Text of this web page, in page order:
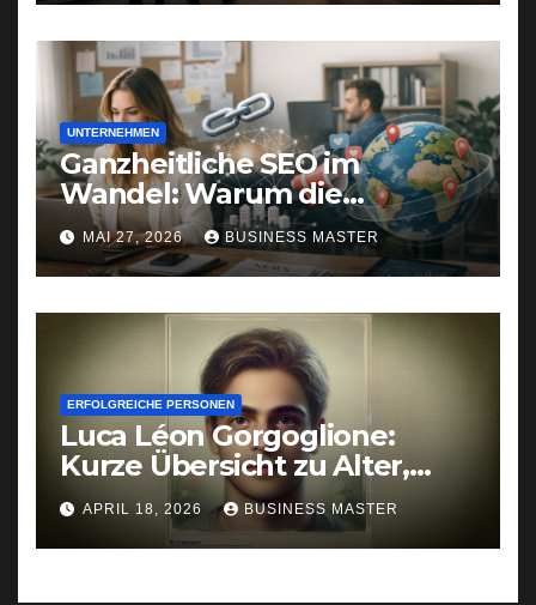
UNTERNEHMEN
Ganzheitliche SEO im
Wandel: Warum die
Symbiose aus Linkbuilding,
Online-PR und GEO die
Zukunft der Sichtbarkeit
sichert
MAI 27, 2026 BUSINESS MASTER
ERFOLGREICHE PERSONEN
Luca Léon Gorgoglione:
Kurze Übersicht zu Alter,
Familie & öffentlichen
Auftritten
APRIL 18, 2026 BUSINESS MASTER